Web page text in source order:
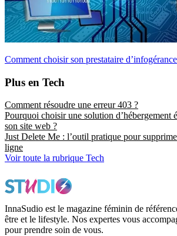
Comment choisir son prestataire
Plus en Tech
Comment résoudre une erreur 403 ?
Pourquoi choisir une solution d’hébergement
son site web ?
Just Delete Me : l’outil pratique pour
ligne
Voir toute la rubrique Tech
InnaSudio est le magazine féminin de
être et le lifestyle. Nos expertes vous
pour prendre soin de vous.